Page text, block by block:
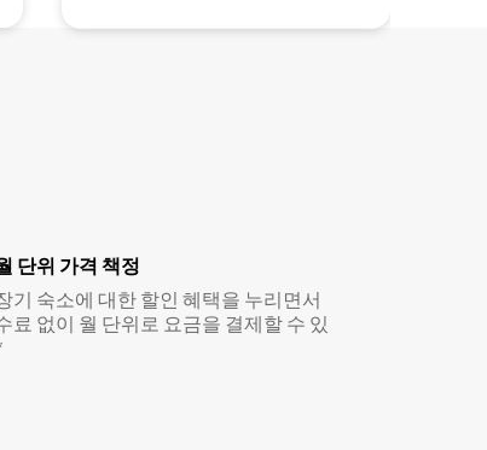
단위 가격 책정
기 숙소에 대한 할인 혜택을 누리면서
료 없이 월 단위로 요금을 결제할 수 있